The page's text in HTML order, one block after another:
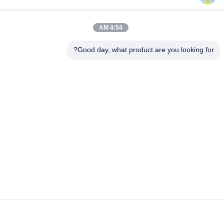
4:54 AM
Good day, what product are you looking for?